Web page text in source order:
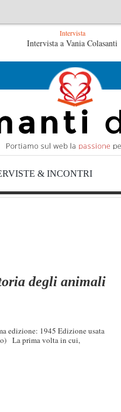
non verrà – Fruttero & Lucentini
Intervista
Intervista a Vania Colasanti
& INCONTRI
degli animali
edizione: 1945 Edizione usata
La prima volta in cui,